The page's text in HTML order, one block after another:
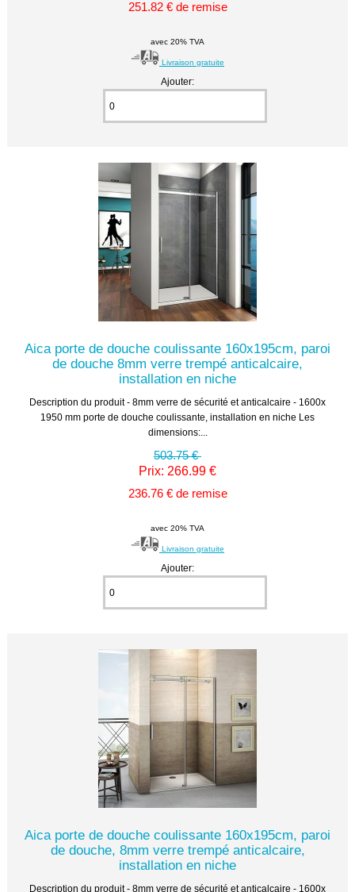
251.82 € de remise
avec 20% TVA
Livraison gratuite
Ajouter:
Aica porte de douche coulissante 160x195cm, paroi
de douche 8mm verre trempé anticalcaire,
installation en niche
Description du produit - 8mm verre de sécurité et anticalcaire - 1600x
1950 mm porte de douche coulissante, installation en niche Les
dimensions:...
503.75 €
Prix: 266.99 €
236.76 € de remise
avec 20% TVA
Livraison gratuite
Ajouter:
Aica porte de douche coulissante 160x195cm, paroi
de douche, 8mm verre trempé anticalcaire,
installation en niche
Description du produit - 8mm verre de sécurité et anticalcaire - 1600x